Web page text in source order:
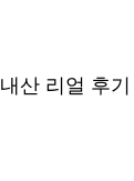
산 리얼 후